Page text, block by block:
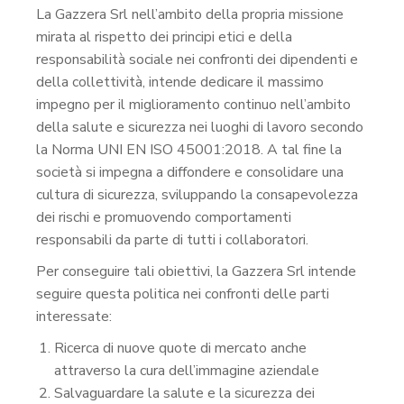
La Gazzera Srl nell’ambito della propria missione
mirata al rispetto dei principi etici e della
responsabilità sociale nei confronti dei dipendenti e
della collettività, intende dedicare il massimo
impegno per il miglioramento continuo nell’ambito
della salute e sicurezza nei luoghi di lavoro secondo
la Norma UNI EN ISO 45001:2018. A tal fine la
società si impegna a diffondere e consolidare una
cultura di sicurezza, sviluppando la consapevolezza
dei rischi e promuovendo comportamenti
responsabili da parte di tutti i collaboratori.
Per conseguire tali obiettivi, la Gazzera Srl intende
seguire questa politica nei confronti delle parti
interessate:
Ricerca di nuove quote di mercato anche
attraverso la cura dell’immagine aziendale
Salvaguardare la salute e la sicurezza dei